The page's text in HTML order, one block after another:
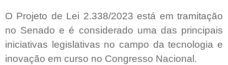
O Projeto de Lei 2.338/2023 está em tramitação
no Senado e é considerado uma das principais
iniciativas legislativas no campo da tecnologia e
inovação em curso no Congresso Nacional.